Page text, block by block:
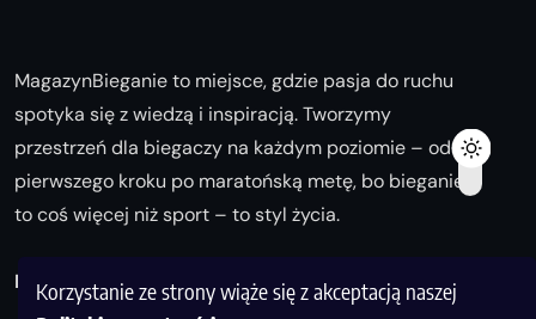
Korzystanie ze strony wiąże się z akceptacją naszej
MagazynBieganie to miejsce, gdzie pasja do ruchu
spotyka się z wiedzą i inspiracją. Tworzymy
przestrzeń dla biegaczy na każdym poziomie – od
pierwszego kroku po maratońską metę, bo bieganie
to coś więcej niż sport – to styl życia.
Biegaj z nami i odkrywaj swoją najlepszą wersję!